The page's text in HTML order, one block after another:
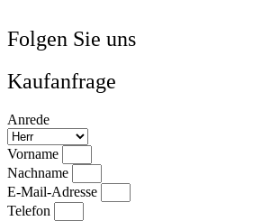
Folgen Sie uns
Kaufanfrage
Anrede
Vorname
Nachname
E-Mail-Adresse
Telefon